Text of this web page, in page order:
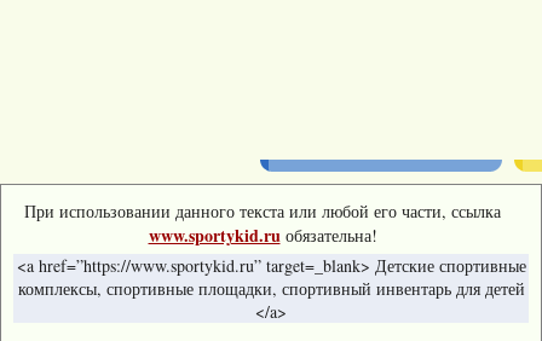
При использовании данного текста или любой его части, ссылка
www.sportykid.ruобязательна!
<a href=”https://www.sportykid.ru” target=_blank> Детские спортивные
комплексы, спортивные площадки, спортивный инвентарь для детей
</a>